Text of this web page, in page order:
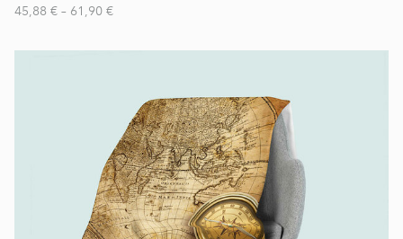
45,88 € – 61,90 €